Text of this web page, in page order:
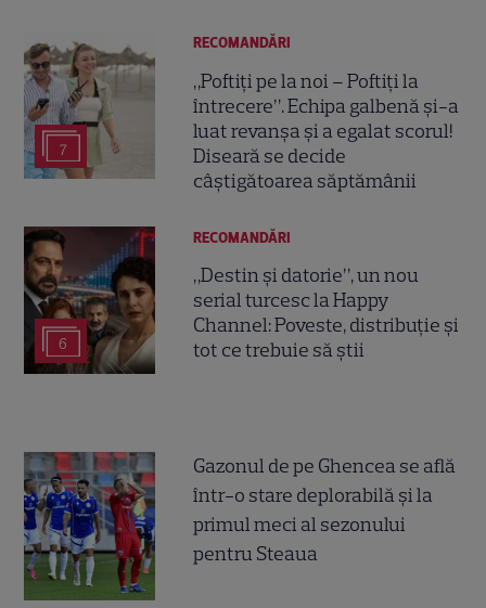
7
RECOMANDĂRI
„Poftiți pe la noi – Poftiți la
întrecere”. Echipa galbenă și-a
luat revanșa și a egalat scorul!
Diseară se decide
câștigătoarea săptămânii
6
RECOMANDĂRI
„Destin și datorie”, un nou
serial turcesc la Happy
Channel: Poveste, distribuție și
tot ce trebuie să știi
Gazonul de pe Ghencea se află
într-o stare deplorabilă și la
primul meci al sezonului
pentru Steaua